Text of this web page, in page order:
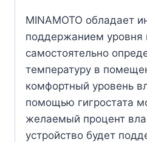
MINAMOTO обладает
поддержанием уровня
самостоятельно
температуру в
комфортный уровень
помощью гигростата
желаемый процент
устройство будет